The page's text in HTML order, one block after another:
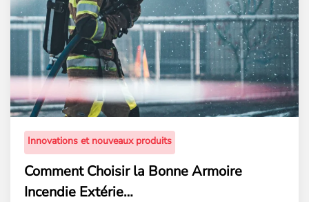
Innovations et nouveaux produits
Comment Choisir la Bonne Armoire
Incendie Extérie…